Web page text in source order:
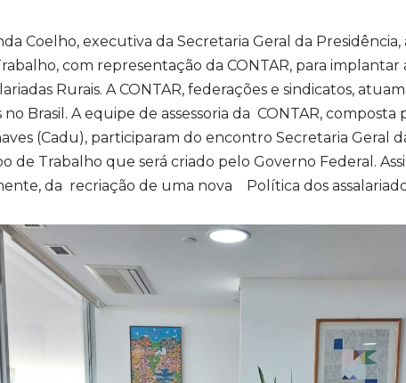
executiva da Secretaria Geral da Presidência,
com representação da CONTAR, para implantar
Rurais. A CONTAR, federações e sindicatos,
Brasil. A equipe de assessoria da CONTAR, composta
(Cadu), participaram do encontro Secretaria Geral
de Trabalho que será criado pelo Governo Federal.
da recriação de uma nova Política dos